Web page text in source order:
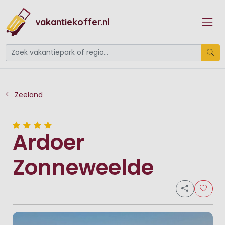
vakantiekoffer.nl
Zeeland
Ardoer
Zonneweelde